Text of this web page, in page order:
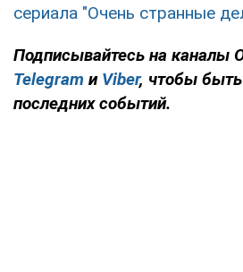
сериала "Очень странные
Подписывайтесь на каналы
Telegram и Viber, чтобы быть
последних событий.